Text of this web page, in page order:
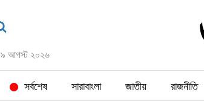
৯ আগস্ট ২০২৬
সর্বশেষ সারাবাংলা জাতীয় রাজনীতি